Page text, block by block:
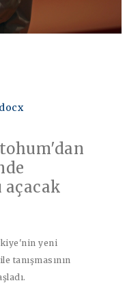
yeni
tanışmasının